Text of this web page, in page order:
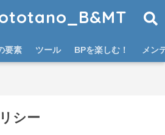
要素 ツール BPを楽しむ！ メン
シー